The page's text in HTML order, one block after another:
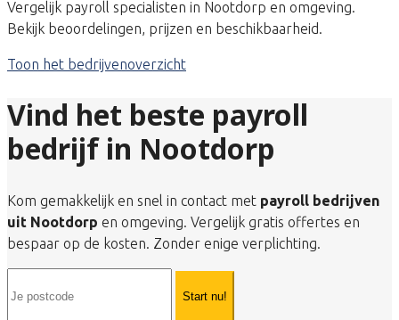
Vergelijk payroll specialisten in Nootdorp en omgeving.
Bekijk beoordelingen, prijzen en beschikbaarheid.
Toon het bedrijvenoverzicht
Vind het beste payroll
bedrijf in Nootdorp
Kom gemakkelijk en snel in contact met payroll bedrijven
uit Nootdorp en omgeving. Vergelijk gratis offertes en
bespaar op de kosten. Zonder enige verplichting.
Start nu!